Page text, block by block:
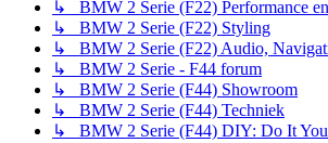
↳ BMW 2 Serie (F22) Performance
↳ BMW 2 Serie (F22) Styling
↳ BMW 2 Serie (F22) Audio,
↳ BMW 2 Serie - F44 forum
↳ BMW 2 Serie (F44) Showroom
↳ BMW 2 Serie (F44) Techniek
↳ BMW 2 Serie (F44) DIY: Do It